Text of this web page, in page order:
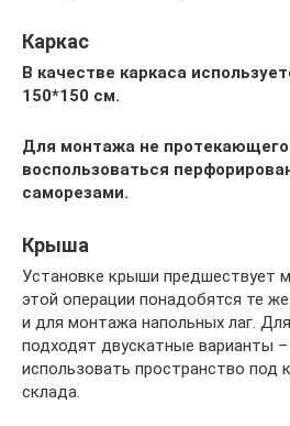
Каркас
В качестве каркаса
150*150 см.
Для монтажа не
воспользоваться
саморезами.
Крыша
Установке крыши предшествует
этой операции понадобятся те
и для монтажа напольных лаг.
подходят двускатные варианты
использовать пространство под
склада.